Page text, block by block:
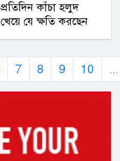
প্রতিদিন কাঁচা হলুদ
খেয়ে যে ক্ষতি করছেন
7 8 9 10 ...